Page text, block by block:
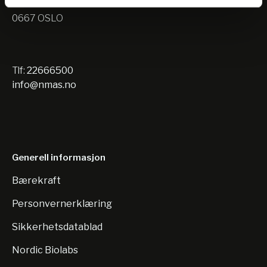
0667 OSLO
Tlf: 22666500
info@nmas.no
Generell informasjon
Bærekraft
Personvernerklæring
Sikkerhetsdatablad
Nordic Biolabs